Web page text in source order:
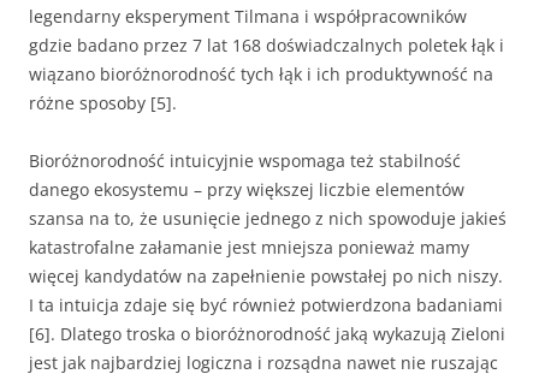
legendarny eksperyment Tilmana i współpracowników
gdzie badano przez 7 lat 168 doświadczalnych poletek łąk i
wiązano bioróżnorodność tych łąk i ich produktywność na
różne sposoby [5].
Bioróżnorodność intuicyjnie wspomaga też stabilność
danego ekosystemu – przy większej liczbie elementów
szansa na to, że usunięcie jednego z nich spowoduje jakieś
katastrofalne załamanie jest mniejsza ponieważ mamy
więcej kandydatów na zapełnienie powstałej po nich niszy.
I ta intuicja zdaje się być również potwierdzona badaniami
[6]. Dlatego troska o bioróżnorodność jaką wykazują Zieloni
jest jak najbardziej logiczna i rozsądna nawet nie ruszając